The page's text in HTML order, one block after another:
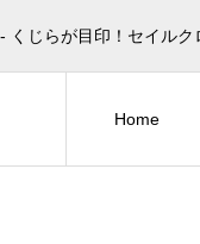
くじらが目印！セイル
Home